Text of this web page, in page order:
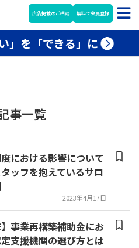
広告掲載のご相談 無料で会員登録
」を「できる」に
事一覧
における影響について
タッフを抱えているサロ
2023年4月17日
】事業再構築補助金にお
支援機関の選び方とは